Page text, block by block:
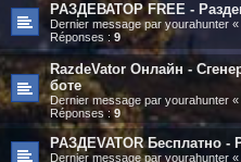
РАЗДЕВАТОР FREE -
Dernier message paryourahunter «
Réponses : 9
RazdeVator Онлайн -
боте
Dernier message par yourahunter «
Réponses :9
РАЗДЕVATOR Бесплатно -
Dernier message paryourahunter «